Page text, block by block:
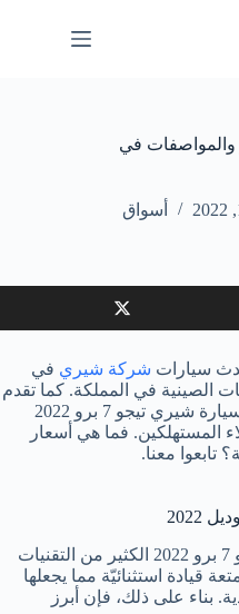
موديل 2022 السعر والمواصفات في
أسواق
سيارات شركة شيري في
الصينية في المملكة. كما تقدم
شركة شيري الصينية عدة فئات من سيارة شيري تيجو 7 برو 2022
المستهلكين. فما هي أسعار
معنا.
في الحقيقة، تمتلك سيارة شيري تيجو 7 برو 2022 الكثير من التقنيات
قيادة استثنائيّة مما يجعلها
بناء على ذلك، فإن أبرز